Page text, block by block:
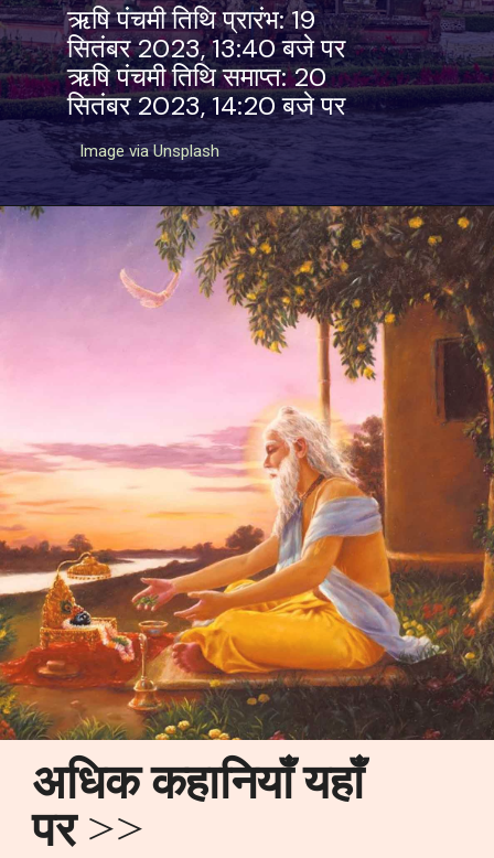
Image via Unsplash
ऋषि पंचमी तिथि प्रारंभ: 19
सितंबर 2023, 13:40 बजे पर
ऋषि पंचमी तिथि समाप्त: 20
सितंबर 2023, 14:20 बजे पर
अधिक कहानियाँ यहाँ
पर >>